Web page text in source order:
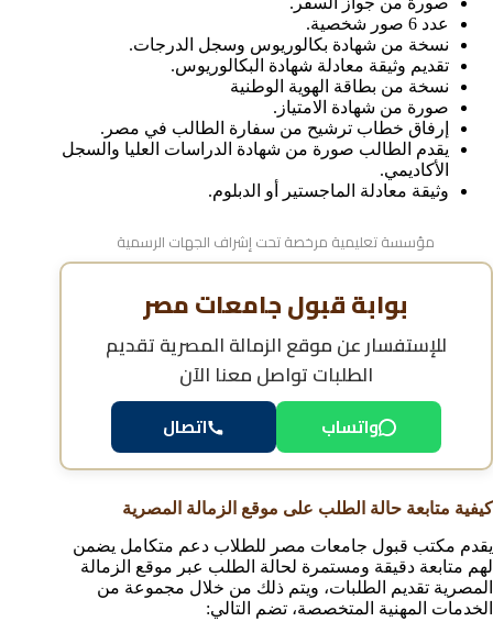
عدد 6 صور شخصية.
نسخة من شهادة بكالوريوس وسجل الدرجات.
تقديم وثيقة معادلة شهادة البكالوريوس.
نسخة من بطاقة الهوية الوطنية
صورة من شهادة الامتياز.
إرفاق خطاب ترشيح من سفارة الطالب في مصر.
يقدم الطالب صورة من شهادة الدراسات العليا والسجل
الأكاديمي.
وثيقة معادلة الماجستير أو الدبلوم.
مؤسسة تعليمية مرخصة تحت إشراف الجهات الرسمية
بوابة قبول جامعات مصر
للإستفسار عنموقع الزمالة المصرية تقديم
الطلباتتواصل معنا الآن
واتساب اتصال
كيفية متابعة حالة الطلب على موقع الزمالة المصرية
يقدم مكتب قبول جامعات مصر للطلاب دعم متكامل يضمن
لهم متابعة دقيقة ومستمرة لحالة الطلب عبر موقع الزمالة
المصرية تقديم الطلبات، ويتم ذلك من خلال مجموعة من
الخدمات المهنية المتخصصة، تضم التالي: